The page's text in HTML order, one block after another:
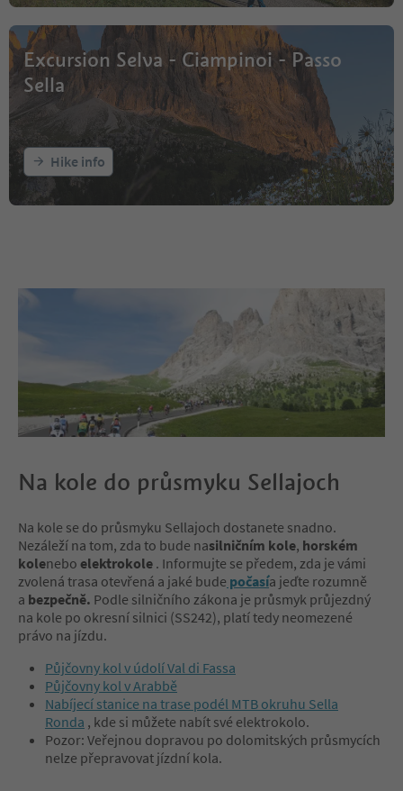
Excursion Selva - Ciampinoi - Passo
Sella
Hike info
Na kole do průsmyku Sellajoch
Na kole se do průsmyku Sellajoch dostanete snadno.
Nezáleží na tom, zda to bude nasilničním kole, horském
kolenebo elektrokole . Informujte se předem, zda je vámi
zvolená trasa otevřená a jaké bude počasía jeďte rozumně
a bezpečně. Podle silničního zákona je průsmyk průjezdný
na kole po okresní silnici (SS242), platí tedy neomezené
právo na jízdu.
Půjčovny kol v údolí Val di Fassa
Půjčovny kol v Arabbě
Nabíjecí stanice na trase podél MTB okruhu Sella
Ronda , kde si můžete nabít své elektrokolo.
Pozor: Veřejnou dopravou po dolomitských průsmycích
nelze přepravovat jízdní kola.